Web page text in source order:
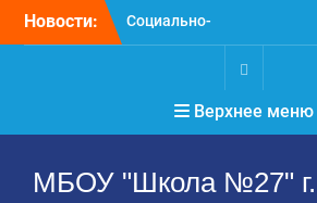
Новости:
Социально-
психологическое
профилактика, забота и
опора для вашей семьи
«Уроки географии»
Верхнее меню
МБОУ "Школа №27"